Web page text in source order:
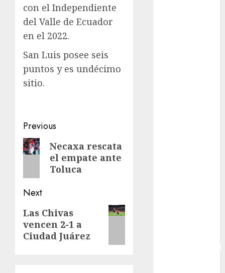
con el Independiente
del Valle de Ecuador
en el 2022.
San Luis posee seis
puntos y es undécimo
sitio.
Post
navigation
Previous
Previous
post:
Necaxa rescata
el empate ante
Toluca
Next
Next
post:
Las Chivas
vencen 2-1 a
Ciudad Juárez